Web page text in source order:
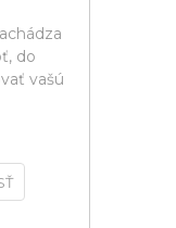
do
vašú